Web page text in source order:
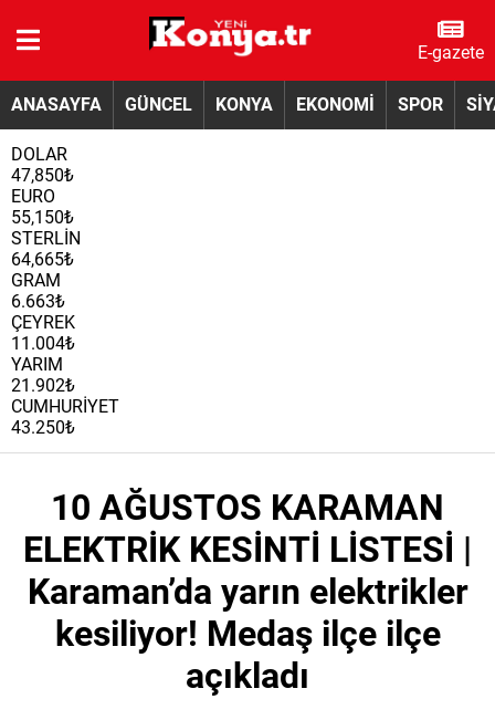
E-gazete
ANASAYFA GÜNCEL KONYA EKONOMİ SPOR
DOLAR
47,850₺
EURO
55,150₺
STERLİN
64,665₺
GRAM
6.663₺
ÇEYREK
11.004₺
YARIM
21.902₺
CUMHURİYET
43.250₺
10 AĞUSTOS KARAMAN
ELEKTRİK KESİNTİ LİSTESİ |
Karaman’da yarın elektrikler
kesiliyor! Medaş ilçe ilçe
açıkladı